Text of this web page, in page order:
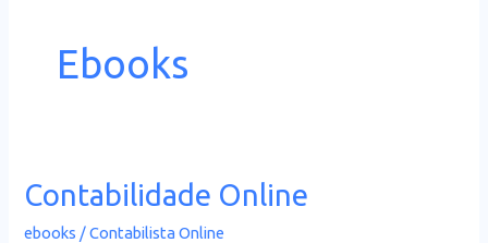
Ebooks
Contabilidade Online
ebooks /Contabilista Online
Contabilidade